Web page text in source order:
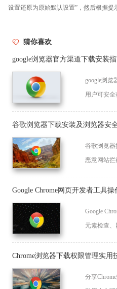
设置还原为原始默认设置”，然后根据提
猜你喜欢
google浏览器官方渠道下载安装
google浏览
用户可安
谷歌浏览器下载安装及浏览器安
谷歌浏览器
恶意网站
Google Chrome网页开发者工具操
Google
元素检查
Chrome浏览器下载权限管理实用
分享